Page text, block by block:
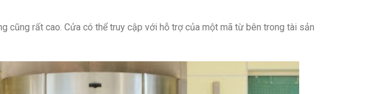
cũng rất cao. Cửa có thể truy cập với hỗ trợ của một mã từ bên trong tài sản